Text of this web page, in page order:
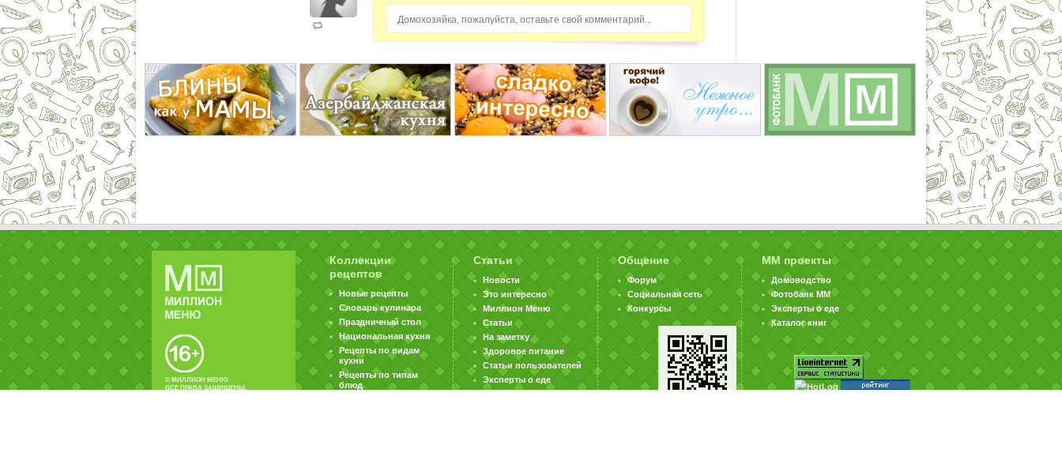
Домохозяйка, пожалуйста, оставьте свой комментарий...
© МИЛЛИОН МЕНЮ.
ВСЕ ПРАВА ЗАЩИЩЕНЫ.
Коллекции
рецептов
Новые рецепты
Словарь кулинара
Праздничный стол
Национальная кухня
Рецепты по видам
кухни
Рецепты по типам
блюд
Статьи
Новости
Это интересно
Миллион Меню
Статьи
На заметку
Здоровое питание
Статьи пользователей
Эксперты о еде
Общение
Форум
Социальная сеть
Конкурсы
ММ проекты
Домоводство
Фотобанк ММ
Эксперты о еде
Каталог книг